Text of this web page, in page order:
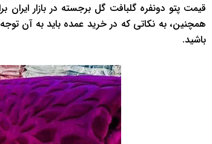
قیمت پتو دونفره گلبافت گل برجسته در بازار
همچنین، به نکاتی که در خرید عمده باید به آن
باشید.